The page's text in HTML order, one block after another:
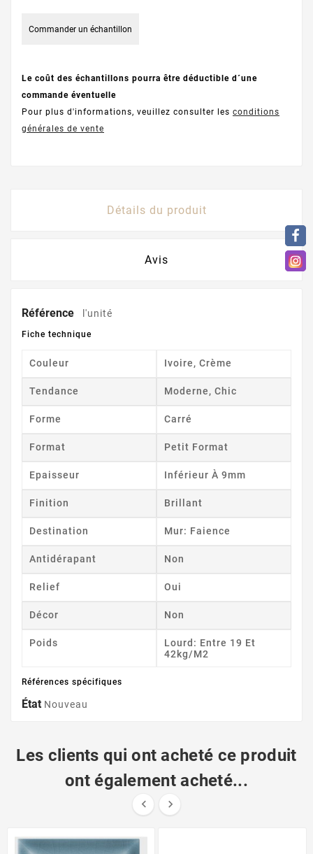
Commander un échantillon
Le coût des échantillons pourra être déductible d´une
commande éventuelle
Pour plus d'informations, veuillez consulter les conditions
générales de vente
Détails du produit
Avis
Référence l'unité
Fiche technique
Couleur Ivoire, Crème
Tendance Moderne, Chic
Forme Carré
Format Petit Format
Epaisseur Inférieur À 9mm
Finition Brillant
Destination Mur: Faience
Antidérapant Non
Relief Oui
Décor Non
Poids
Lourd: Entre 19 Et
42kg/m2
Références spécifiques
État Nouveau
Les clients qui ont acheté ce produit
ont également acheté...
 